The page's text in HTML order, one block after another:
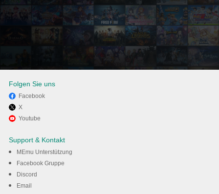
Viel Spaß beim Spielen von
TRANSFORMERS Kämpfer auf
dem PC mit MEmu
Folgen Sie uns
Facebook
X
Youtube
Support & Kontakt
MEmu Unterstützung
Facebook Gruppe
Discord
Email